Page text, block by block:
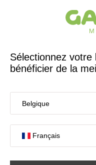
Créateur et fabricant
Accueil Meubles gain de